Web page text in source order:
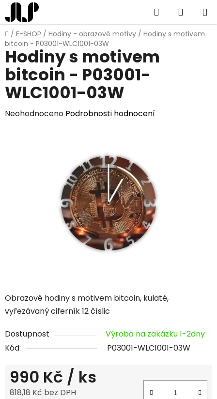
Přejít
na
obsah
Hledat
KOŠÍK
Domů
/ E-SHOP / Hodiny - obrazové motivy / Hodiny s motivem
bitcoin - P03001-WLC1001-03W
Obrazové hodiny s motivem bitcoin, kulaté,
vyřezávaný ciferník 12 číslic
Dostupnost
Výroba na zakázku 1-2dny
Kód:
P03001-WLC1001-03W
990 Kč / ks
818,18 Kč bez DPH
Hodiny s motivem
bitcoin - P03001-
WLC1001-03W
Průměrné
Neohodnoceno Podrobnosti hodnocení